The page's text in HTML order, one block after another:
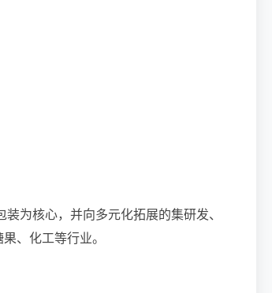
为核心，并向多元化拓展的集研发、
、化工等行业。